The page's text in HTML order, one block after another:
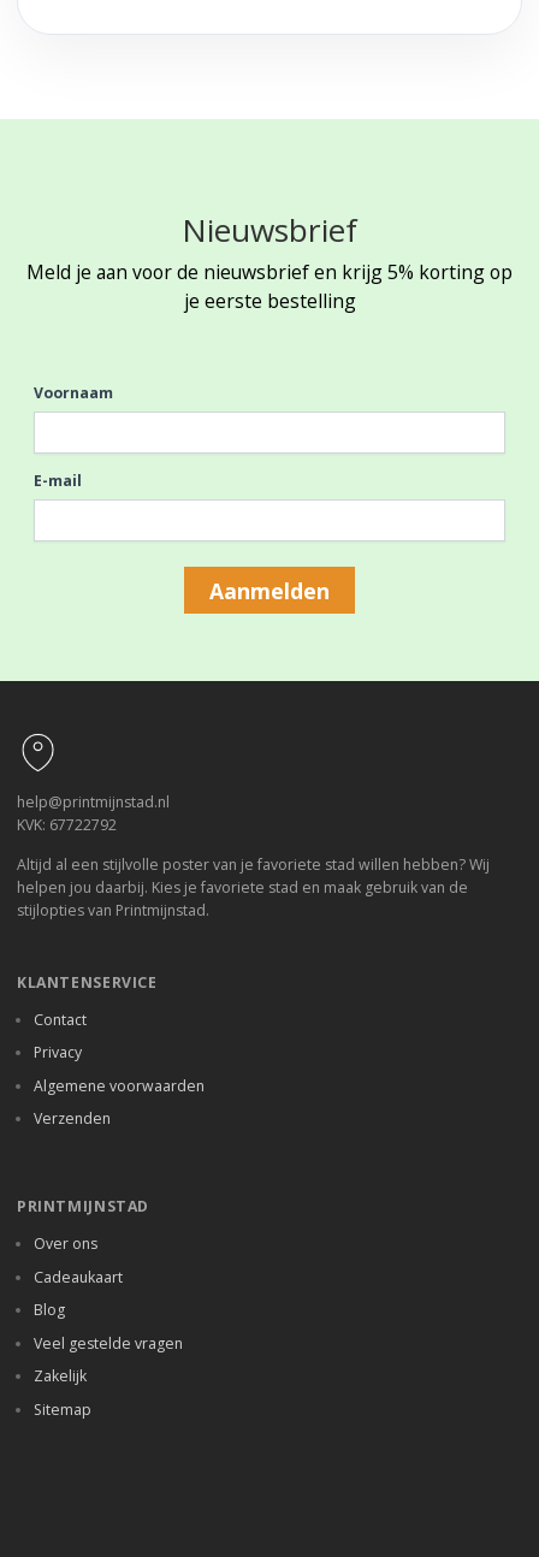
Nieuwsbrief
Meld je aan voor de nieuwsbrief en krijg 5% korting op
je eerste bestelling
Voornaam
E-mail
Aanmelden
help@printmijnstad.nl
KVK: 67722792
Altijd al een stijlvolle poster van je favoriete stad willen hebben? Wij
helpen jou daarbij. Kies je favoriete stad en maak gebruik van de
stijlopties van Printmijnstad.
KLANTENSERVICE
Contact
Privacy
Algemene voorwaarden
Verzenden
PRINTMIJNSTAD
Over ons
Cadeaukaart
Blog
Veel gestelde vragen
Zakelijk
Sitemap